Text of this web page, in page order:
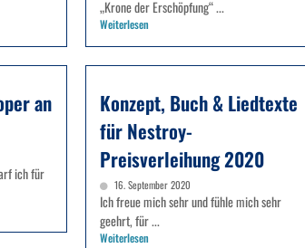
„Krone der Erschöpfung“ ...
Weiterlesen
an
ich für
Konzept, Buch & Liedtexte
für Nestroy-
Preisverleihung 2020
16. September 2020
Ich freue mich sehr und fühle mich sehr
geehrt, für ...
Weiterlesen